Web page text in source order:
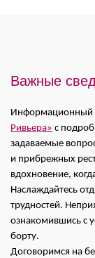
Важные
Информационный
Ривьера» с
задаваемые
и прибрежных
вдохновение,
Наслаждайтесь
трудностей.
ознакомившись с
борту.
Договоримся на